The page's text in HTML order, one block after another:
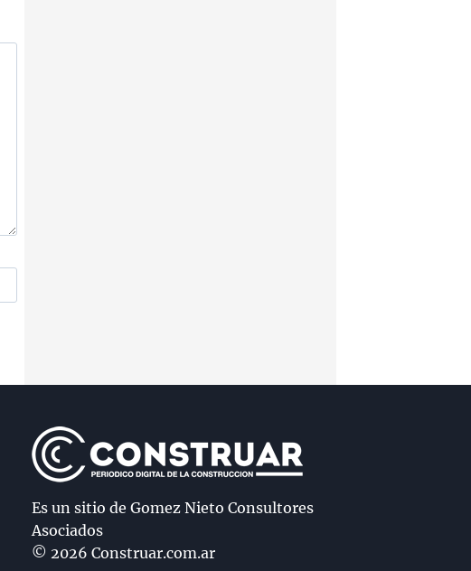
Es un sitio de Gomez Nieto Consultores
Asociados
© 2026 Construar.com.ar